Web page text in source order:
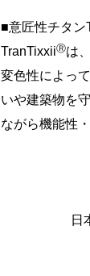
■意匠性チタン
TranTixxiiⓇは
変色性によっ
いや建築物を
ながら機能性
日